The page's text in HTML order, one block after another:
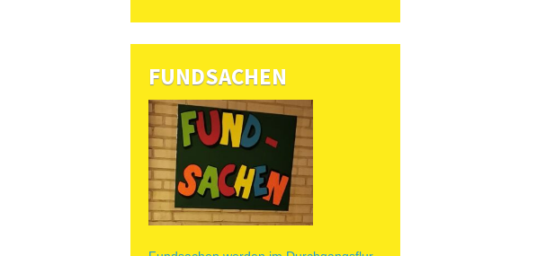
FUNDSACHEN